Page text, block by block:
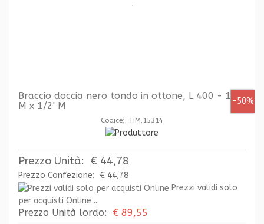
-50%
Braccio doccia nero tondo in ottone, L 400 - 1/2'
M x 1/2' M
Codice: TIM.15314
Prezzo Unità: € 44,78
Prezzo Confezione:
€ 44,78
Prezzi validi solo
per acquisti Online ...
Prezzo Unità lordo: € 89,55